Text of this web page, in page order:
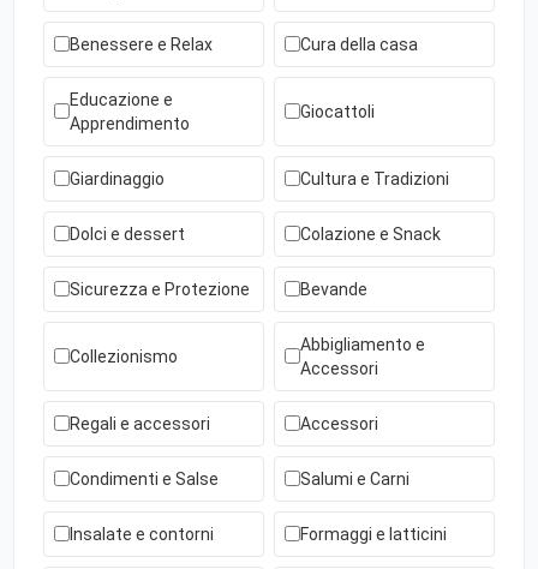
Benessere e Relax Cura della casa
Educazione e
Apprendimento
Giocattoli
Giardinaggio Cultura e Tradizioni
Dolci e dessert Colazione e Snack
Sicurezza e Protezione Bevande
Collezionismo
Abbigliamento e
Accessori
Regali e accessori Accessori
Condimenti e Salse Salumi e Carni
Insalate e contorni Formaggi e latticini